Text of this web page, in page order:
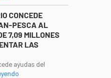
CONCEDE
PESCA AL
7,09 MILLONES
LAS
ayudas del